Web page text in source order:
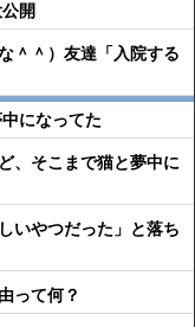
開
＾＾）友達「入院する
になってた
、そこまで猫と夢中に
いやつだった」と落ち
って何？